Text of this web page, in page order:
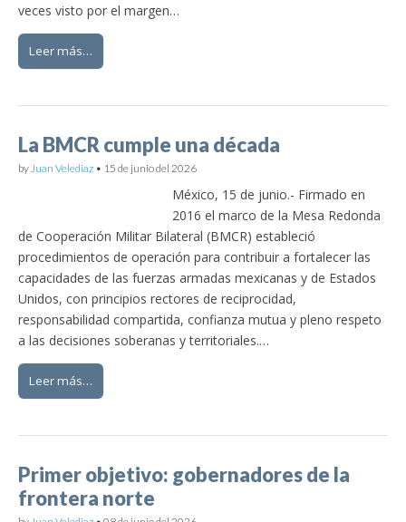
veces visto por el margen…
Leer más…
La BMCR cumple una década
by Juan Velediaz • 15 de junio del 2026
México, 15 de junio.- Firmado en
2016 el marco de la Mesa Redonda
de Cooperación Militar Bilateral (BMCR) estableció
procedimientos de operación para contribuir a fortalecer las
capacidades de las fuerzas armadas mexicanas y de Estados
Unidos, con principios rectores de reciprocidad,
responsabilidad compartida, confianza mutua y pleno respeto
a las decisiones soberanas y territoriales.…
Leer más…
Primer objetivo: gobernadores de la
frontera norte